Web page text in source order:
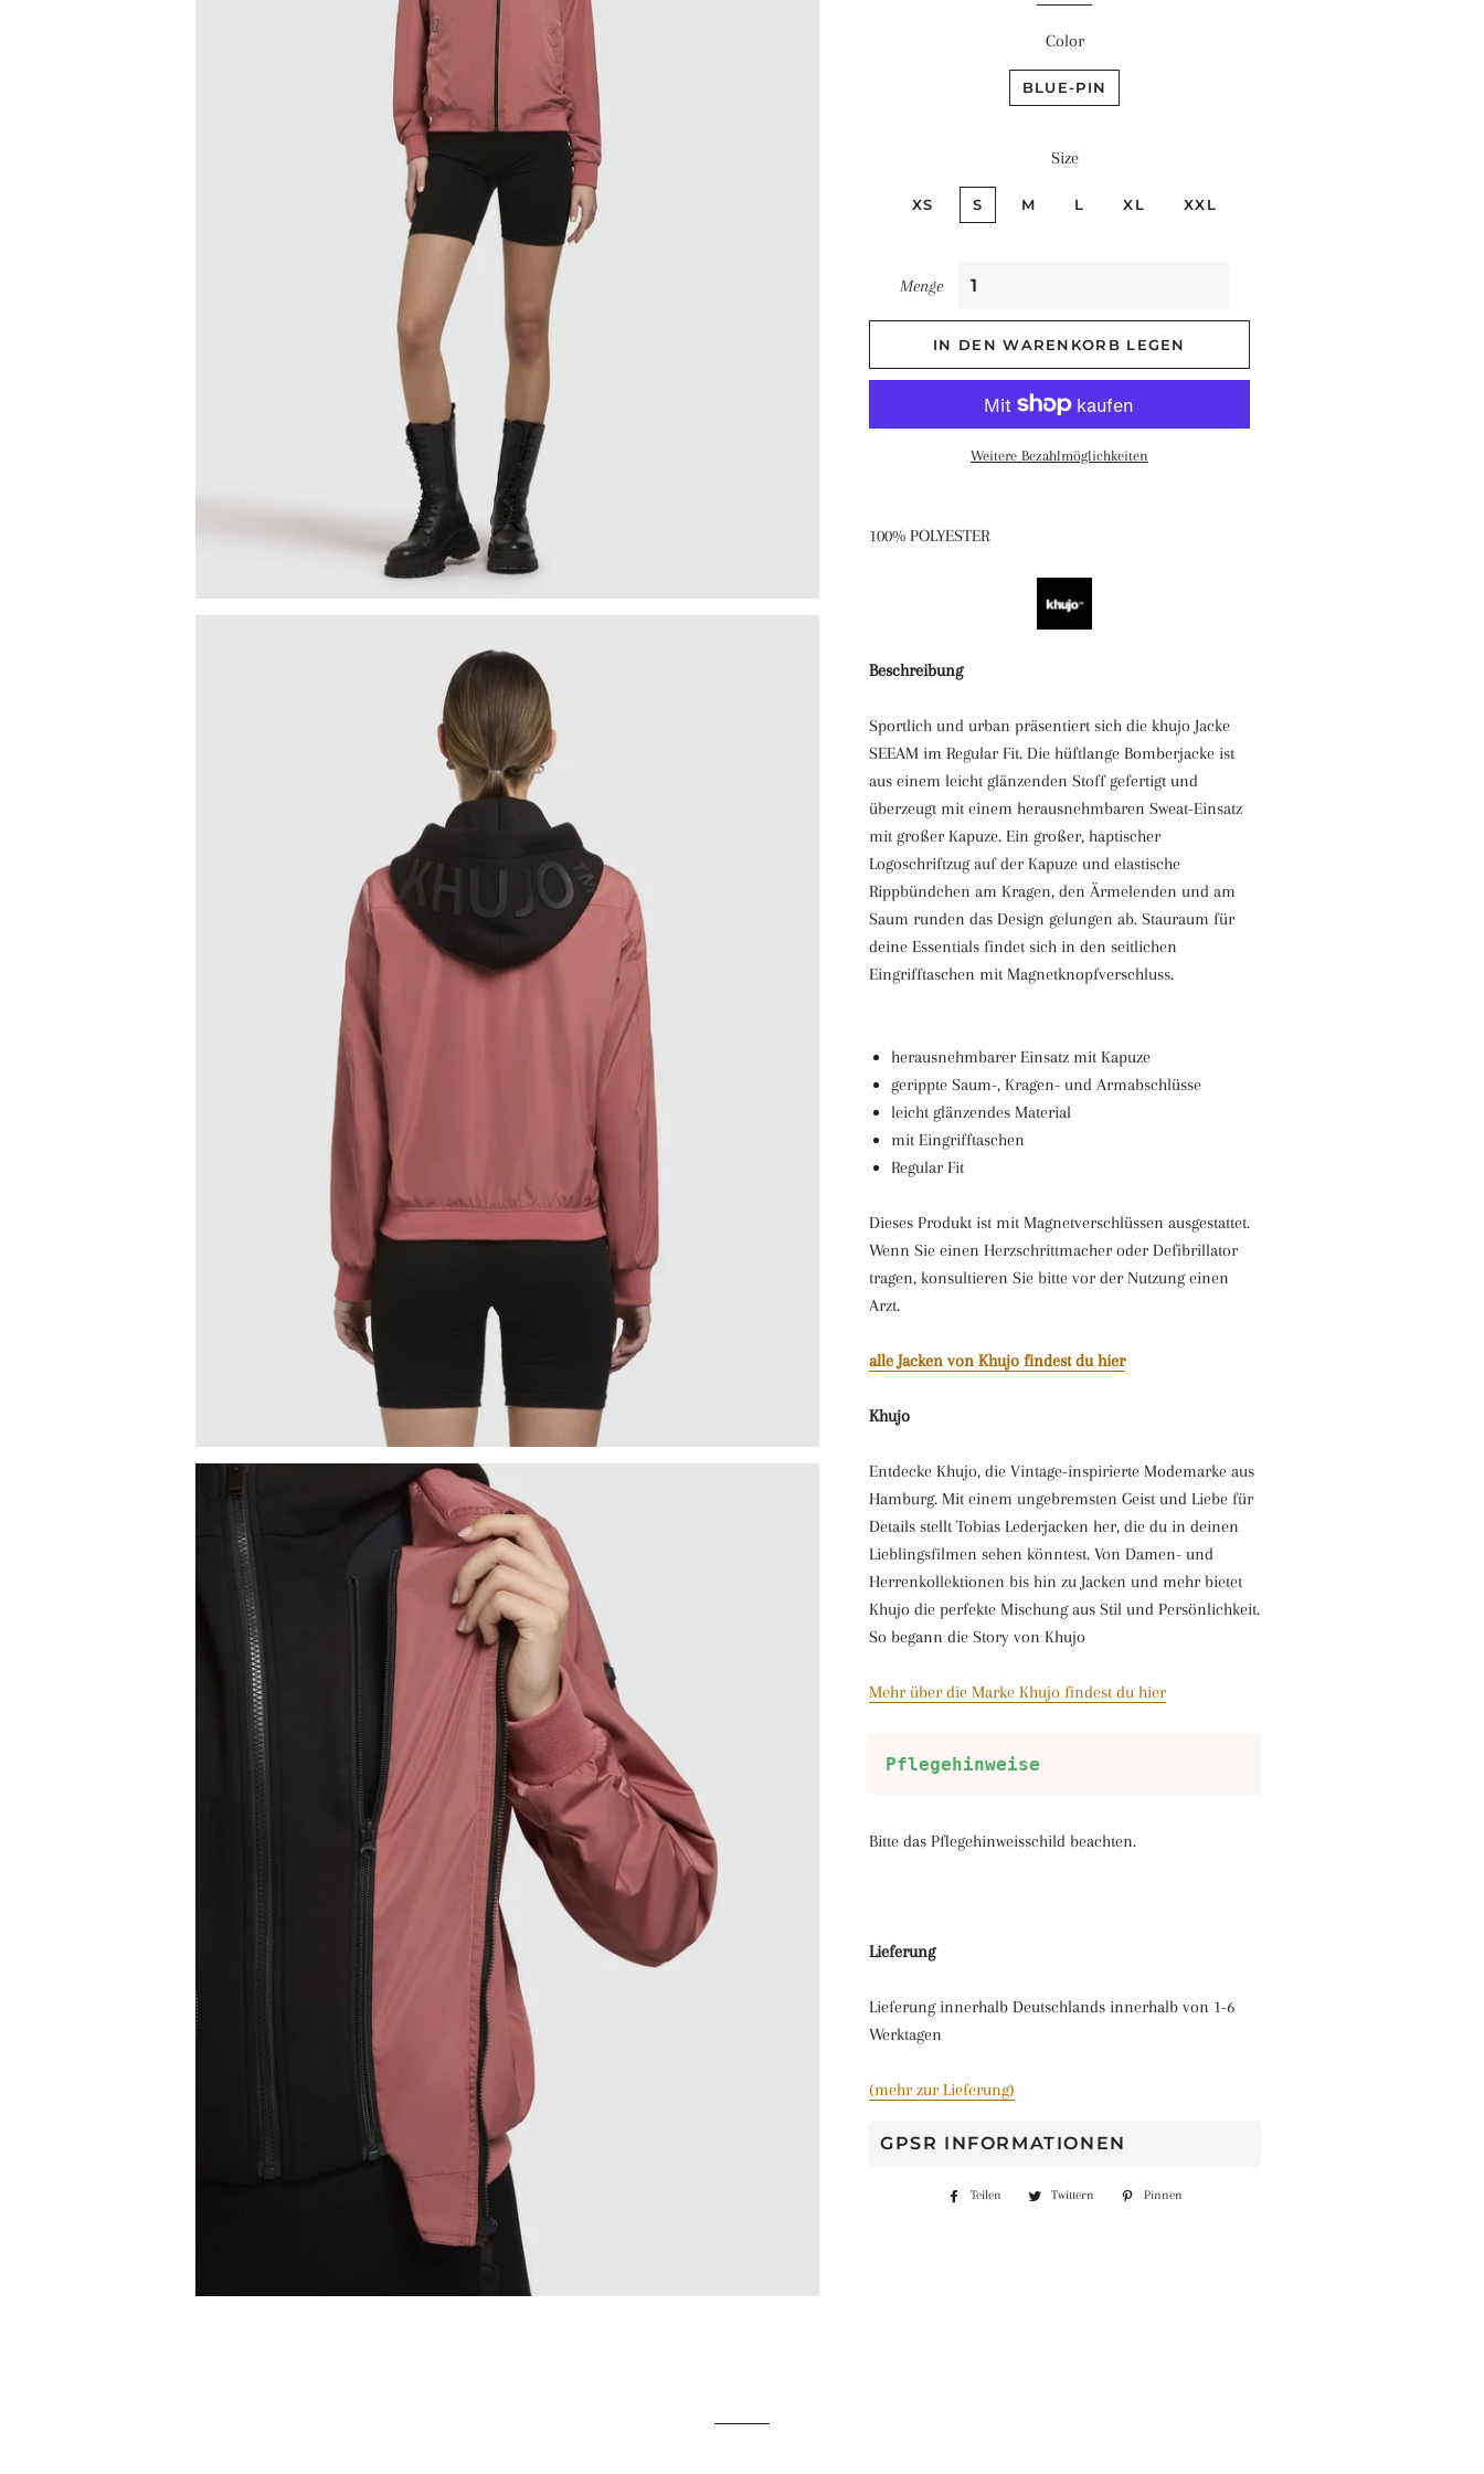
Color
BLUE-PIN
Size
XS S M L XL XXL
Menge
IN DEN WARENKORB LEGEN
Weitere Bezahlmöglichkeiten
100% POLYESTER
Beschreibung
Sportlich und urban präsentiert sich die khujo Jacke
SEEAM im Regular Fit. Die hüftlange Bomberjacke ist
aus einem leicht glänzenden Stoff gefertigt und
überzeugt mit einem herausnehmbaren Sweat-Einsatz
mit großer Kapuze. Ein großer, haptischer
Logoschriftzug auf der Kapuze und elastische
Rippbündchen am Kragen, den Ärmelenden und am
Saum runden das Design gelungen ab. Stauraum für
deine Essentials findet sich in den seitlichen
Eingrifftaschen mit Magnetknopfverschluss.
herausnehmbarer Einsatz mit Kapuze
gerippte Saum-, Kragen- und Armabschlüsse
leicht glänzendes Material
mit Eingrifftaschen
Regular Fit
Dieses Produkt ist mit Magnetverschlüssen ausgestattet.
Wenn Sie einen Herzschrittmacher oder Defibrillator
tragen, konsultieren Sie bitte vor der Nutzung einen
Arzt.
alle Jacken von Khujo findest du hier
Khujo
Entdecke Khujo, die Vintage-inspirierte Modemarke aus
Hamburg. Mit einem ungebremsten Geist und Liebe für
Details stellt Tobias Lederjacken her, die du in deinen
Lieblingsfilmen sehen könntest. Von Damen- und
Herrenkollektionen bis hin zu Jacken und mehr bietet
Khujo die perfekte Mischung aus Stil und Persönlichkeit.
So begann die Story von Khujo
Mehr über die Marke Khujo findest du hier
Pflegehinweise
Bitte das Pflegehinweisschild beachten.
Lieferung
Lieferung innerhalb Deutschlands innerhalb von 1-6
Werktagen
(mehr zur Lieferung)
GPSR INFORMATIONEN
Teilen
Auf
Twittern
Auf
Pinnen